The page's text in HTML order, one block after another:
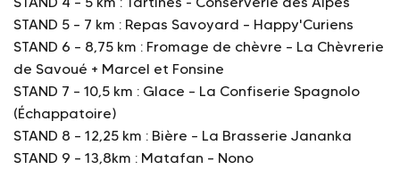
STAND 5 – 7 km : Repas Savoyard – Happy'Curiens
STAND 6 – 8,75 km : Fromage de chèvre – La Chèvrerie
de Savoué + Marcel et Fonsine
STAND 7 – 10,5 km : Glace – La Confiserie Spagnolo
(Échappatoire)
STAND 8 – 12,25 km : Bière – La Brasserie Jananka
STAND 9 – 13,8km : Matafan – Nono